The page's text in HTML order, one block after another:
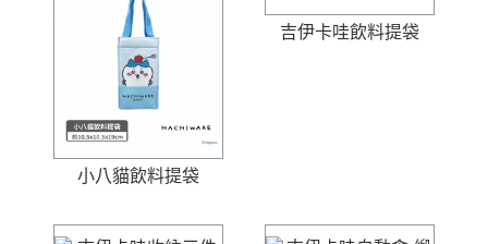
小八貓飲料提袋
吉伊卡哇飲料提袋